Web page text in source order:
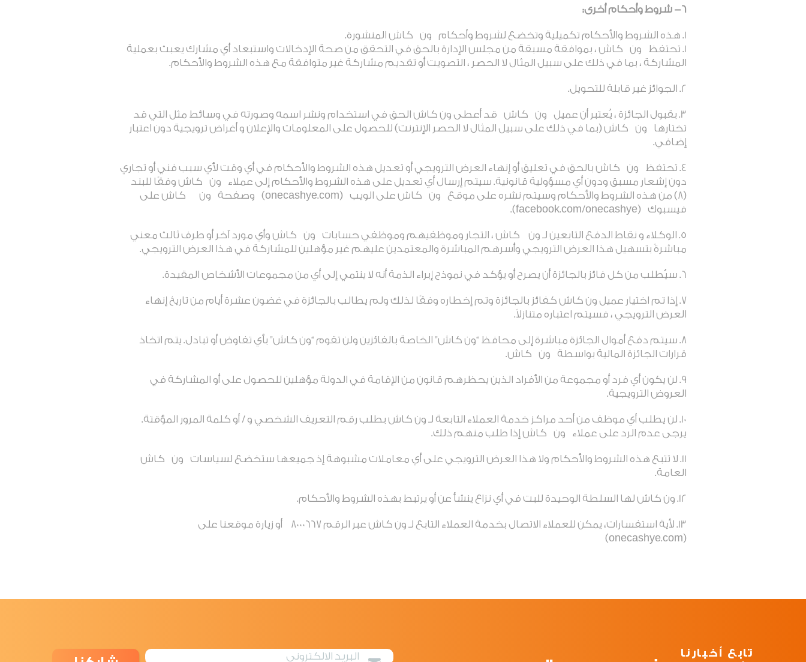
6- شروط وأحكام أخرى:
هذه الشروط والأحكام تكميلية وتخضع لشروط وأحكام ون كاش المنشورة.
تحتفظ ون كاش ، بموافقة مسبقة من مجلس الإدارة بالحق في التحقق من صحة الإدخالات واستبعاد أي مشارك يعبث بعملية
المشاركة ، بما في ذلك على سبيل المثال لا الحصر ، التصويت أو تقديم مشاركة غير متوافقة مع هذه الشروط والأحكام.
الجوائز غير قابلة للتحويل.
بقبول الجائزة ، يُعتبر أن عميل ون كاش
قد أعطى ون كاش الحق في استخدام ونشر اسمه وصورته في وسائط مثل التي قد
تختارها
ون كاش (بما في ذلك على سبيل المثال لا الحصر الإنترنت) للحصول على المعلومات والإعلان و أغراض ترويجية دون اعتبار
إضافي.
تحتفظ ون كاش بالحق في تعليق أو إنهاء العرض الترويجي أو تعديل هذه الشروط والأحكام في أي وقت لأي سبب فني أو تجاري
دون إشعار مسبق ودون أي مسؤولية قانونية. سيتم إرسال أي تعديل على هذه الشروط والأحكام إلى عملاء ون كاش وفقًا للبند
(8) من هذه الشروط والأحكام وسيتم نشره على موقع
ون كاش على الويب (onecashye.com) وصفحة ون
كاش على
فيسبوك (facebook.com/onecashye).
الوكلاء و نقاط الدفع التابعين لـ ون كاش ، التجار وموظفيهم وموظفي حسابات ون كاش وأي مورد آخر أو طرف ثالث معني
مباشرةً بتسهيل هذا العرض الترويجي وأسرهم المباشرة والمعتمدين عليهم غير مؤهلين للمشاركة في هذا العرض الترويجي.
سيُطلب من كل فائز بالجائزة أن يصرح أو يؤكد في نموذج إبراء الذمة أنه لا ينتمي إلى أي من مجموعات الأشخاص المقيدة.
إذا تم اختيار عميل ون كاش كفائز بالجائزة وتم إخطاره وفقًا لذلك ولم يطالب بالجائزة في غضون عشرة أيام من تاريخ إنهاء
العرض الترويجي ، فسيتم اعتباره متنازلاً.
سيتم دفع أموال الجائزة مباشرة إلى محافظ “ون كاش” الخاصة بالفائزين ولن تقوم “ون كاش” بأي تفاوض أو تبادل. يتم اتخاذ
قرارات الجائزة المالية بواسطة ون كاش.
لن يكون أي فرد أو مجموعة من الأفراد الذين يحظرهم قانون من الإقامة في الدولة مؤهلين للحصول على أو المشاركة في
العروض الترويجية.
لن يطلب أي موظف من أحد مراكز خدمة العملاء التابعة لـ ون كاش بطلب رقم التعريف الشخصي و / أو كلمة المرور المؤقتة.
يرجى عدم الرد على عملاء ون كاش إذا طلب منهم ذلك.
لا تتبع هذه الشروط والأحكام ولا هذا العرض الترويجي على أي معاملات مشبوهة إذ جميعها ستخضع لسياسات ون كاش
العامة.
ون كاش لها السلطة الوحيدة للبت في أي نزاع ينشأ عن أو يرتبط بهذه الشروط والأحكام.
لأية استفسارات، يمكن للعملاء الاتصال بخدمة العملاء التابع لـ ون كاش عبر الرقم 8000667 أو زيارة موقعنا على
(onecashye.com)
تابع أخبارنا